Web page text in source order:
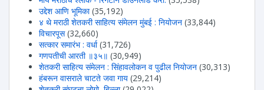
उद्देश आणि भूमिका (35,192)
४ थे मराठी शेतकरी साहित्य संमेलन मुंबई : नियोजन (33,844)
विचारपूस (32,660)
सत्कार समारंभ : वर्धा (31,726)
गणपतीची आरती ॥३५॥ (30,949)
शेतकरी साहित्य संमेलन : सिंहावलोकन व पुढील नियोजन (30,313)
हंबरून वासराले चाटते जवा गाय (29,214)